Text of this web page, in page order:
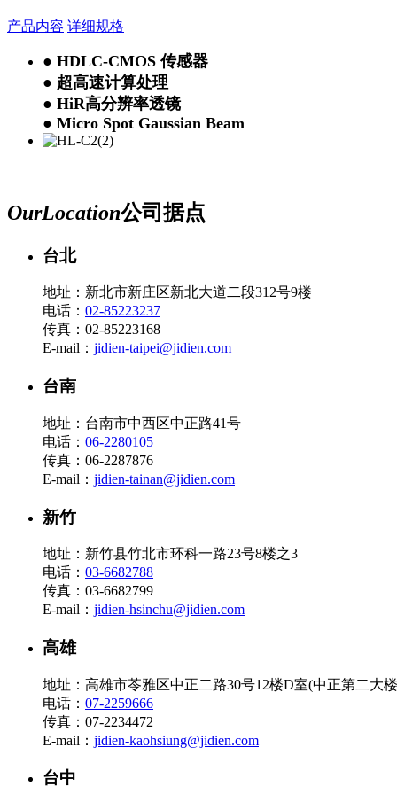
产品内容 详细规格
● HDLC-CMOS 传感器
● 超高速计算处理
● HiR高分辨率透镜
● Micro Spot Gaussian Beam
OurLocation公司据点
台北
地址：新北市新庄区新北大道二段312号9楼
电话： 02-85223237
传真：02-85223168
E-mail： jidien-taipei@jidien.com
台南
地址：台南市中西区中正路41号
电话： 06-2280105
传真：06-2287876
E-mail： jidien-tainan@jidien.com
新竹
地址：新竹县竹北市环科一路23号8楼之3
电话： 03-6682788
传真：03-6682799
E-mail： jidien-hsinchu@jidien.com
高雄
地址：高雄市苓雅区中正二路30号12楼D室(中正第二大
电话： 07-2259666
传真：07-2234472
E-mail： jidien-kaohsiung@jidien.com
台中